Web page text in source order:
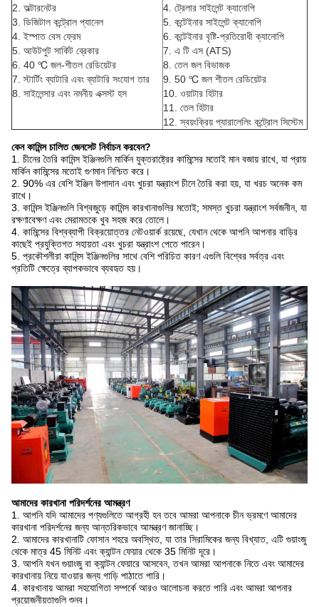
2. অল্টারনেটর
3. ডিজিটাল কন্ট্রোল প্যানেল
4. ইস্পাত বেস ফ্রেম
5. আউটপুট সার্কিট ব্রেকার
6. 40 ℃ জল-শীতল রেডিয়েটর
7. স্টার্টিং ব্যাটারি এবং ব্যাটারি সংযোগ তার
8. সাইলেন্সার এবং নমনীয় এক্সস্ট হস
4. ট্রেলার সাইলেন্ট ক্যানোপি
5. কন্টেইনার সাইলেন্ট ক্যানোপি
6. কন্টেইনার বৃষ্টি-প্রতিরোধী ক্যানোপি
7. এ টি এস (ATS)
8. তেল জল বিভাজক
9. 50 ℃ জল শীতল রেডিয়েটর
10. ওয়াটার হিটার
11. তেল হিটার
12. স্বয়ংক্রিয় প্যারালেলিং কন্ট্রোল সিস্টেম
কেন কামিন্স চালিত জেনসেট নির্বাচন করবেন?
1. চীনের তৈরি কামিন্স ইঞ্জিনগুলি মার্কিন যুক্তরাষ্ট্রের কামিন্সের মতোই মান বজায় রাখে, যা প্রায়
মার্কিন কামিন্সের মতোই গুণমান নিশ্চিত করে।
2. 90% এর বেশি ইঞ্জিন উপাদান এবং খুচরা যন্ত্রাংশ চীনে তৈরি করা হয়, যা খরচ অনেক কম
রাখে।
3. কামিন্স ইঞ্জিনগুলি বিশ্বজুড়ে কামিন্স কারখানাগুলির মতোই; সমস্ত খুচরা যন্ত্রাংশ সর্বজনীন, যা
রক্ষণাবেক্ষণ এবং মেরামতকে খুব সহজ করে তোলে।
4. কামিন্সের বিশ্বব্যাপী বিক্রয়োত্তর নেটওয়ার্ক রয়েছে, যেখান থেকে আপনি আপনার বাড়ির
কাছেই প্রযুক্তিগত সহায়তা এবং খুচরা যন্ত্রাংশ পেতে পারেন।
5. প্রকৌশলীরা কামিন্স ইঞ্জিনগুলির সাথে বেশি পরিচিত কারণ এগুলি বিশ্বের সর্বত্র এবং
প্রতিটি ক্ষেত্রে ব্যাপকভাবে ব্যবহৃত হয়।
আমাদের কারখানা পরিদর্শনের আমন্ত্রণ
1. আপনি যদি আমাদের পণ্যগুলিতে আগ্রহী হন তবে আমরা আপনাকে চীন ভ্রমণে আমাদের
কারখানা পরিদর্শনের জন্য আন্তরিকভাবে আমন্ত্রণ জানাচ্ছি।
2. আমাদের কারখানাটি ফোসান শহরে অবস্থিত, যা তার সিরামিকের জন্য বিখ্যাত, এটি গুয়াংজু
থেকে মাত্র 45 মিনিট এবং ক্যান্টন ফেয়ার থেকে 35 মিনিট দূরে।
3. আপনি যখন গুয়াংজু বা ক্যান্টন ফেয়ারে আসবেন, তখন আমরা আপনাকে নিতে এবং আমাদের
কারখানায় নিয়ে যাওয়ার জন্য গাড়ি পাঠাতে পারি।
4. কারখানায় আমরা সহযোগিতা সম্পর্কে আরও আলোচনা করতে পারি এবং আমরা আপনার
প্রয়োজনীয়তাগুলি শুনব।